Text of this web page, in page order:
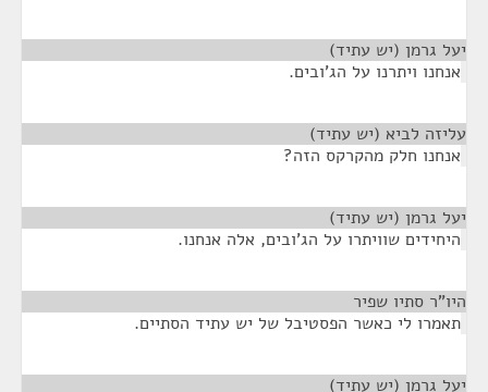
יעל גרמן (יש עתיד)
אנחנו ויתרנו על הג'ובים.
עליזה לביא (יש עתיד)
אנחנו חלק מהקרקס הזה?
יעל גרמן (יש עתיד)
היחידים שוויתרו על הג'ובים, אלה אנחנו.
היו"ר סתיו שפיר
תאמרו לי כאשר הפסטיבל של יש עתיד הסתיים.
יעל גרמן (יש עתיד)